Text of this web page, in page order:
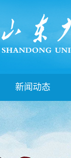
新闻动态